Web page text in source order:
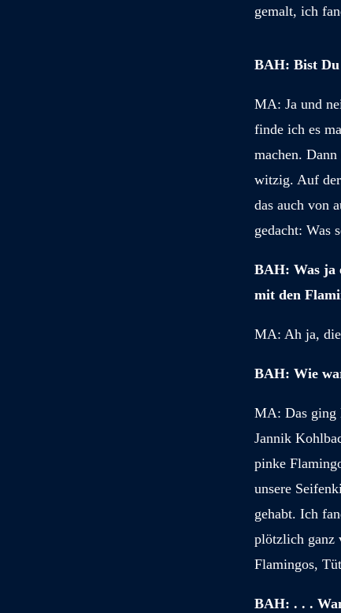
gemalt, ich
BAH: Bist Du
MA: Ja und
finde ich es
machen.
witzig. Auf der
das auch von
gedacht: Was
BAH: Was ja
mit den
MA: Ah ja,
BAH: Wie
MA: Das ging
Jannik
pinke
unsere
gehabt. Ich
plötzlich ganz
Flamingos,
BAH: . . .